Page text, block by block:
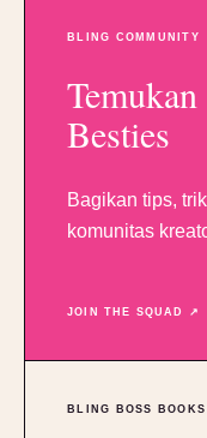
BLING COMMUNITY
Besties
Bagikan tips,
komunitas
JOIN THE SQUAD ↗
BLING BOSS BOOKS